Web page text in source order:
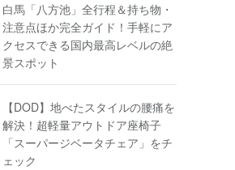
白馬「八方池」全行程＆持ち物・
注意点ほか完全ガイド！手軽にア
クセスできる国内最高レベルの絶
景スポット
【DOD】地べたスタイルの腰痛を
解決！超軽量アウトドア座椅子
「スーパージベータチェア」をチ
ェック